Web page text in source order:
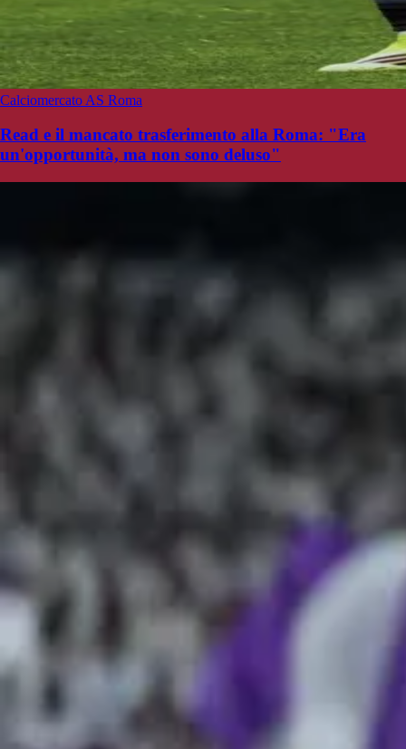
Calciomercato AS Roma
Read e il mancato trasferimento alla Roma: "Era
un'opportunità, ma non sono deluso"